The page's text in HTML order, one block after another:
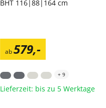
BHT 116|88|164 cm
ab 579,-
+ 9
Lieferzeit: bis zu 5 Werktage